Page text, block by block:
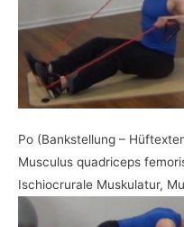
Po (Bankstellung –
Musculus quadriceps
Ischiocrurale Muskulatur,